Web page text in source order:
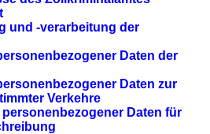
und -verarbeitung der
Daten der
Daten zur
Verkehre
Daten für